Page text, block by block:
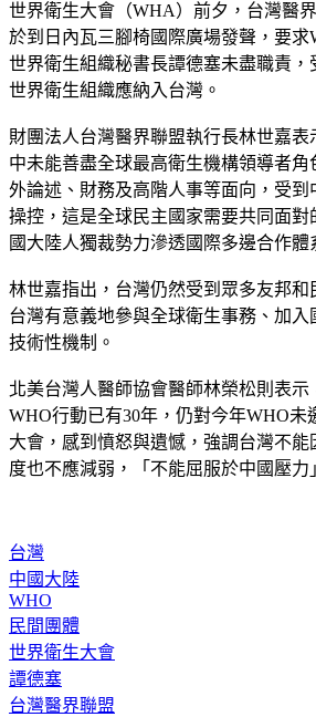
世界衛生大會（WHA）前夕，台灣醫
於到日內瓦三腳椅國際廣場發聲，要
世界衛生組織秘書長譚德塞未盡職責，
世界衛生組織應納入台灣。
財團法人台灣醫界聯盟執行長林世嘉表
中未能善盡全球最高衛生機構領導者
外論述、財務及高階人事等面向，受到
操控，這是全球民主國家需要共同面對
國大陸人獨裁勢力滲透國際多邊合作體
林世嘉指出，台灣仍然受到眾多友邦
台灣有意義地參與全球衛生事務、加入
技術性機制。
北美台灣人醫師協會醫師林榮松則表示
WHO行動已有30年，仍對今年WHO未
大會，感到憤怒與遺憾，強調台灣不
度也不應減弱，「不能屈服於中國壓力
台灣
中國大陸
WHO
民間團體
世界衛生大會
譚德塞
台灣醫界聯盟